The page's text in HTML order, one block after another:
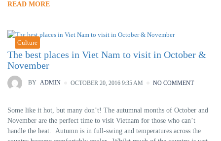
READ MORE
Culture
The best places in Viet Nam to visit in October &
November
BY ADMIN OCTOBER 20, 2016 9:35 AM NO COMMENT
Some like it hot, but many don’t! The autumnal months of October and
November are the perfect time to visit Vietnam for those who can’t
handle the heat. Autumn is in full-swing and temperatures across the